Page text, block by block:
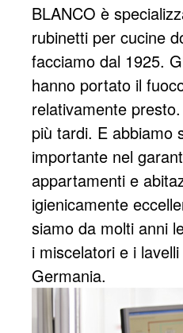
BLANCO è
rubinetti per cucine
facciamo dal 1925.
hanno portato il
relativamente
più tardi. E abbiamo
importante nel
appartamenti e
igienicamente
siamo da molti anni
i miscelatori e i
Germania.